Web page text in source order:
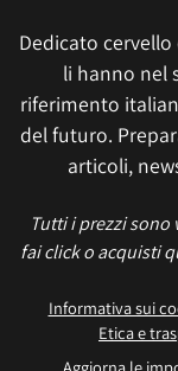
Dedicato
li hanno nel
riferimento
del futuro.
articoli,
Tutti i prezzi
fai click o acquisti
Informativa sui
Etica e